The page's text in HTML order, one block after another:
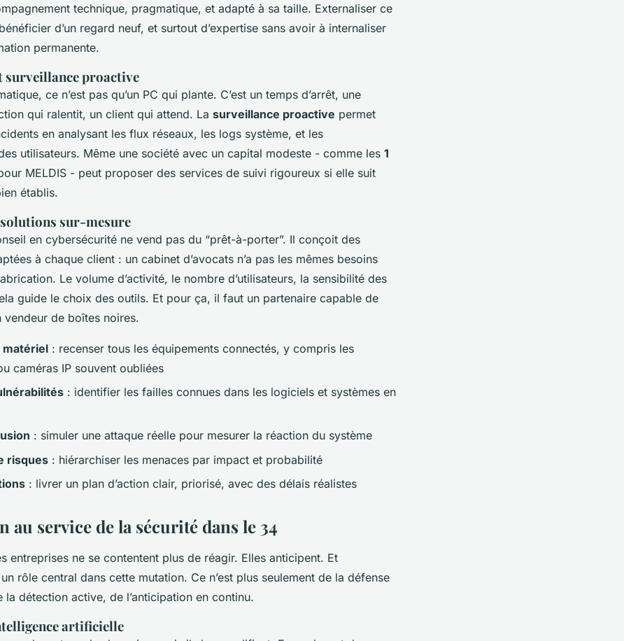
technique, pragmatique, et adapté à sa taille. Externaliser ce
d’un regard neuf, et surtout d’expertise sans avoir à internaliser
permanente.
surveillance proactive
ce n’est pas qu’un PC qui plante. C’est un temps d’arrêt, une
qui ralentit, un client qui attend. La surveillance proactive permet
en analysant les flux réseaux, les logs système, et les
utilisateurs. Même une société avec un capital modeste - comme les 1
MELDIS - peut proposer des services de suivi rigoureux si elle suit
établis.
sur-mesure
en cybersécurité ne vend pas du “prêt-à-porter”. Il conçoit des
à chaque client : un cabinet d’avocats n’a pas les mêmes besoins
Le volume d’activité, le nombre d’utilisateurs, la sensibilité des
guide le choix des outils. Et pour ça, il faut un partenaire capable de
vendeur de boîtes noires.
: recenser tous les équipements connectés, y compris les
caméras IP souvent oubliées
: identifier les failles connues dans les logiciels et systèmes en
: simuler une attaque réelle pour mesurer la réaction du système
risques : hiérarchiser les menaces par impact et probabilité
: livrer un plan d’action clair, priorisé, avec des délais réalistes
au service de la sécurité dans le 34
entreprises ne se contentent plus de réagir. Elles anticipent. Et
rôle central dans cette mutation. Ce n’est plus seulement de la défense
la détection active, de l’anticipation en continu.
artificielle